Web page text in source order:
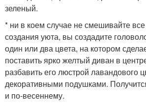
зеленый.
* ни в коем случае не смешивайте
создания уюта, вы создадите
один или два цвета, на котором
поставить ярко желтый диван в
разбавить его люстрой лавандового
декоративными подушками.
и по-весеннему.